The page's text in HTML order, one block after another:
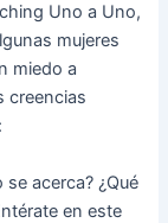
Uno a Uno,
mujeres
miedo a
creencias
acerca? ¿Qué
en este